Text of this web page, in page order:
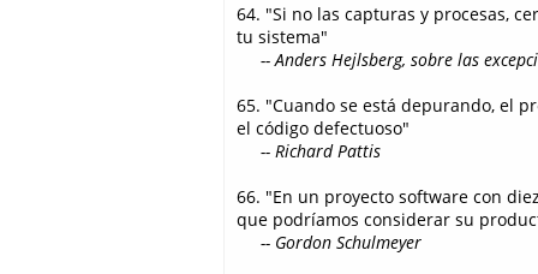
64. "Si no las capturas y procesas,
tu sistema"
-- Anders Hejlsberg, sobre las
65. "Cuando se está depurando, el
el código defectuoso"
-- Richard Pattis
66. "En un proyecto software con
que podríamos considerar su
-- Gordon Schulmeyer